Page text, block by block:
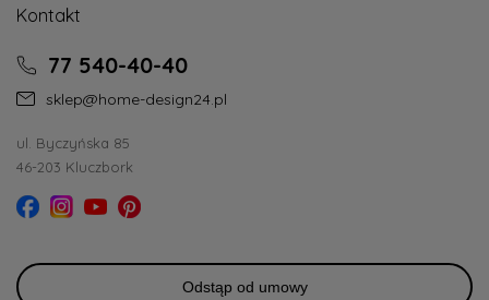
Kontakt
77 540-40-40
sklep@home-design24.pl
ul. Byczyńska 85
46-203 Kluczbork
Odstąp od umowy